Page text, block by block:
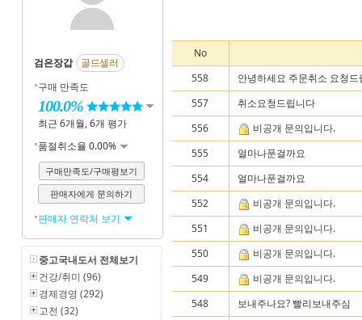
검은장갑
골드셀러
구매 만족도
100.0%
최근 6개월, 6개 평가
품절취소율 0.00%
구매만족도/구매평보기
판매자에게 문의하기
판매자 연락처 보기
중고국내도서 전체보기
건강/취미 (96)
경제경영 (292)
고전 (32)
No
558
안녕하세요 주문취소 요청
557
취소요청드립니다
556
비공개 문의입니다.
555
얼마나푼걸까요
554
얼마나푼걸까요
552
비공개 문의입니다.
551
비공개 문의입니다.
550
비공개 문의입니다.
549
비공개 문의입니다.
548
보내주나요? 빨리보내주심